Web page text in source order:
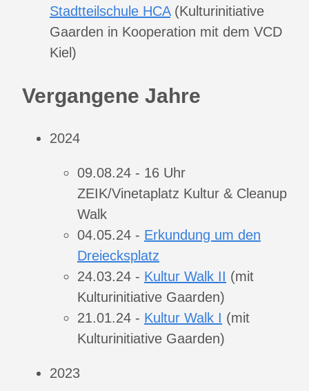
Stadtteilschule HCA(Kulturinitiative
Gaarden in Kooperation mit dem VCD
Kiel)
Vergangene Jahre
2024
09.08.24 - 16 Uhr
ZEIK/Vinetaplatz Kultur & Cleanup
Walk
04.05.24 - Erkundung um den
Dreiecksplatz
24.03.24 - Kultur Walk II (mit
Kulturinitiative Gaarden)
21.01.24 - Kultur Walk I (mit
Kulturinitiative Gaarden)
2023